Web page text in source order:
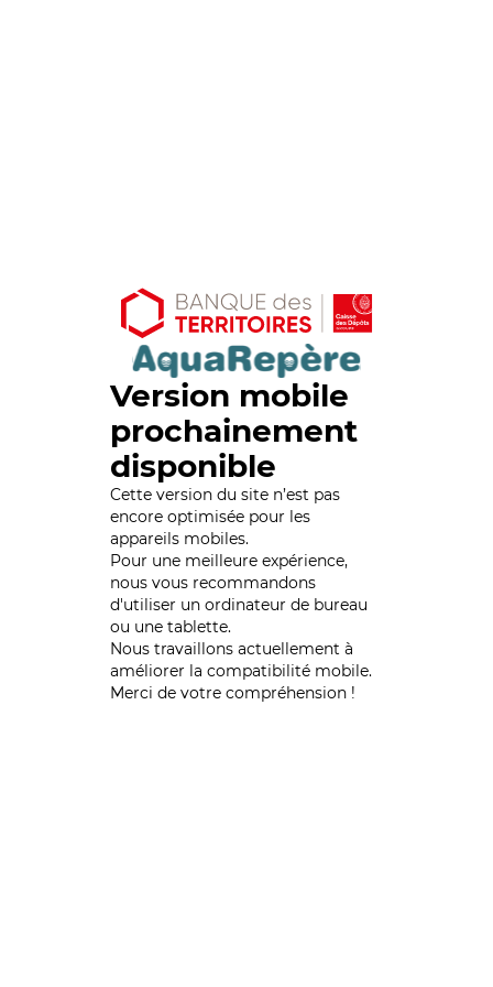
Version mobile
prochainement
disponible
Cette version du site n’est pas
encore optimisée pour les
appareils mobiles.
Pour une meilleure expérience,
nous vous recommandons
d'utiliser un ordinateur de bureau
ou une tablette.
Nous travaillons actuellement à
améliorer la compatibilité mobile.
Merci de votre compréhension !